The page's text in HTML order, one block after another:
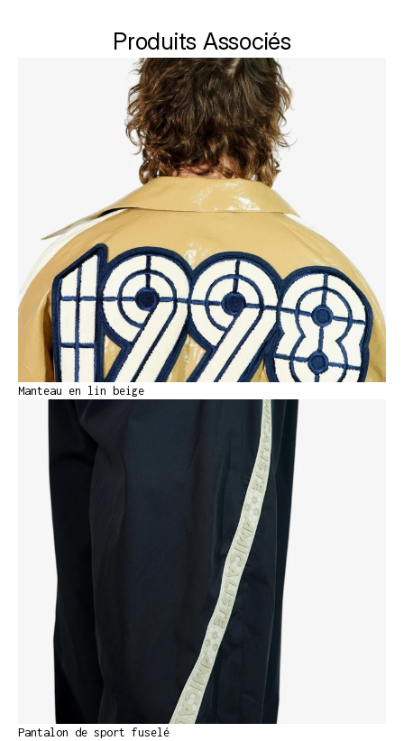
Produits Associés
Manteau en lin beige
Pantalon de sport fuselé